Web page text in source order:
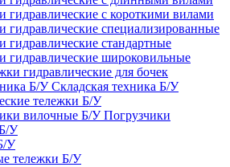
гидравлические с короткими вилами
гидравлические специализированные
гидравлические стандартные
гидравлические широковильные
гидравлические для бочек
Складская техника Б/У
тележки Б/У
Погрузчики
У
У
тележки Б/У